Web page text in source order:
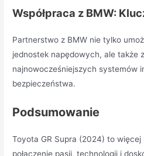
Współpraca z BMW:
Partnerstwo z BMW nie tylko
jednostek napędowych, ale także
najnowocześniejszych systemów
bezpieczeństwa.
Podsumowanie
Toyota GR Supra (2024) to
połączenie pasji, technologii i